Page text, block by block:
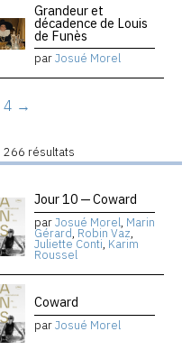
Grandeur et
décadence de Louis
de Funès
parJosué Morel
4 →
266 résultats
Jour 10 — Coward
parJosué Morel, Marin
Gérard, Robin Vaz,
Juliette Conti, Karim
Roussel
Coward
parJosué Morel